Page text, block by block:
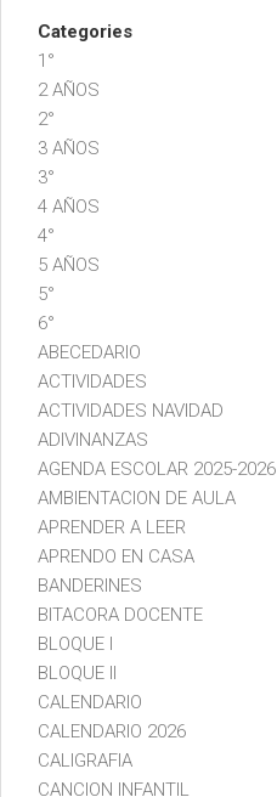
Categories
1°
2 AÑOS
2°
3 AÑOS
3°
4 AÑOS
4°
5 AÑOS
5°
6°
ABECEDARIO
ACTIVIDADES
ACTIVIDADES NAVIDAD
ADIVINANZAS
AGENDA ESCOLAR 2025-2026
AMBIENTACION DE AULA
APRENDER A LEER
APRENDO EN CASA
BANDERINES
BITACORA DOCENTE
BLOQUE I
BLOQUE II
CALENDARIO
CALENDARIO 2026
CALIGRAFIA
CANCION INFANTIL